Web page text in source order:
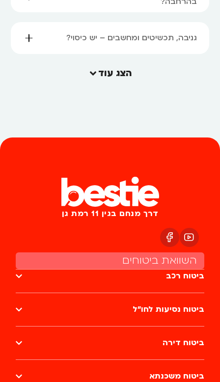
גניבה, תכשיטים ומחשבים – יש כיסוי?
הצג עוד
דרך מנחם בגין 11 רמת גן
השוואת ביטוחים
ביטוח רכב
ביטוח נסיעות לחו״ל
ביטוח דירה
ביטוח משכנתא